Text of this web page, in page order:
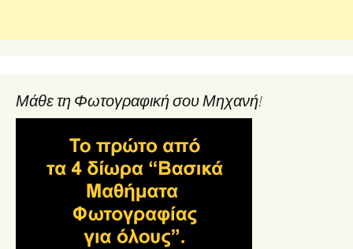
Μάθε τη Φωτογραφική σου Μηχανή!